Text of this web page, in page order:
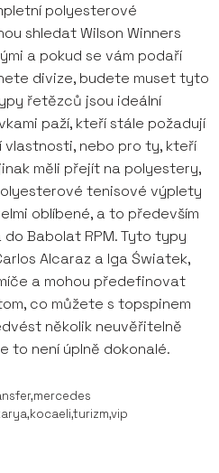
polyesterové
shledat Wilson Winners
a pokud se vám podaří
divize, budete muset tyto
řetězců jsou ideální
paží, kteří stále požadují
nebo pro ty, kteří
měli přejít na polyestery,
tenisové výplety
oblíbené, a to především
Babolat RPM. Tyto typy
Alcaraz a Iga Światek,
a mohou předefinovat
co můžete s topspinem
několik neuvěřitelně
to není úplně dokonalé.